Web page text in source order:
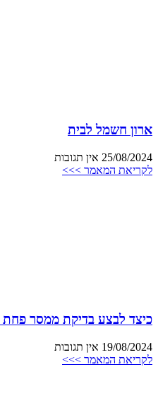
ארון חשמל לבית
25/08/2024 אין תגובות
לקריאת המאמר >>>
כיצד לבצע בדיקת ממסר פחת
19/08/2024 אין תגובות
לקריאת המאמר >>>